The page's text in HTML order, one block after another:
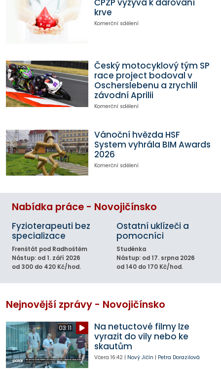
ČPZP vyzývá k darování
krve
Komerční sdělení
Český motocyklový tým SP
race project bodoval v
Oscherslebenu a zrychlil
závodní Aprilii
Komerční sdělení
Vánoční hvězda HSF
System vyhrála BIM Awards
2026
Komerční sdělení
Nabídka práce - Novojičínsko
Fyzioterapeuti bez
specializace
Frenštát pod Radhoštěm
Nástup: od 1. září 2026
od 300 do 420 Kč/hod.
Ostatní uklízeči a
pomocníci
Studénka
Nástup: od 17. srpna 2026
od 140 do 170 Kč/hod.
Nejnovější zprávy - Novojičínsko
03:11
Na netuctové filmy lze
vyrazit do vily nebo ke
skautům
Včera 16:42| Nový Jičín | Petra Dorazilová